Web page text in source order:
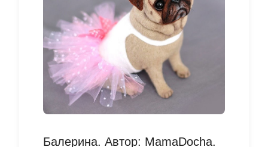
Балерина. Автор: MamaDocha.